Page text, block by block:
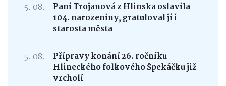
5. 08.
Paní Trojanová z Hlinska oslavila
104. narozeniny, gratuloval jí i
starosta města
5. 08.
Přípravy konání 26. ročníku
Hlineckého folkového Špekáčku již
vrcholí